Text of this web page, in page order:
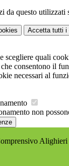
da questo
Accetta tutti i
scegliere quali
consentono il
necessari al
non
Alighieri